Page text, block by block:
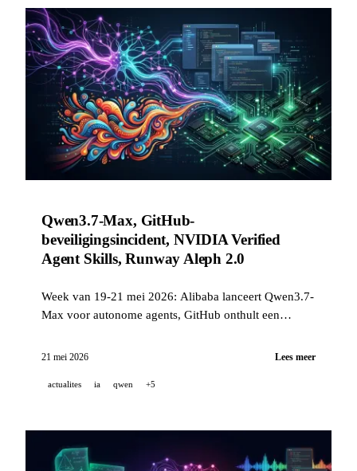
Qwen3.7-Max, GitHub-
beveiligingsincident, NVIDIA Verified
Agent Skills, Runway Aleph 2.0
Week van 19-21 mei 2026: Alibaba lanceert Qwen3.7-
Max voor autonome agents, GitHub onthult een
extensie, NVIDIA publiceert een open
presenteert Aleph 2.0 met Edit Studio.
21 mei 2026 Lees meer
actualites ia qwen +5